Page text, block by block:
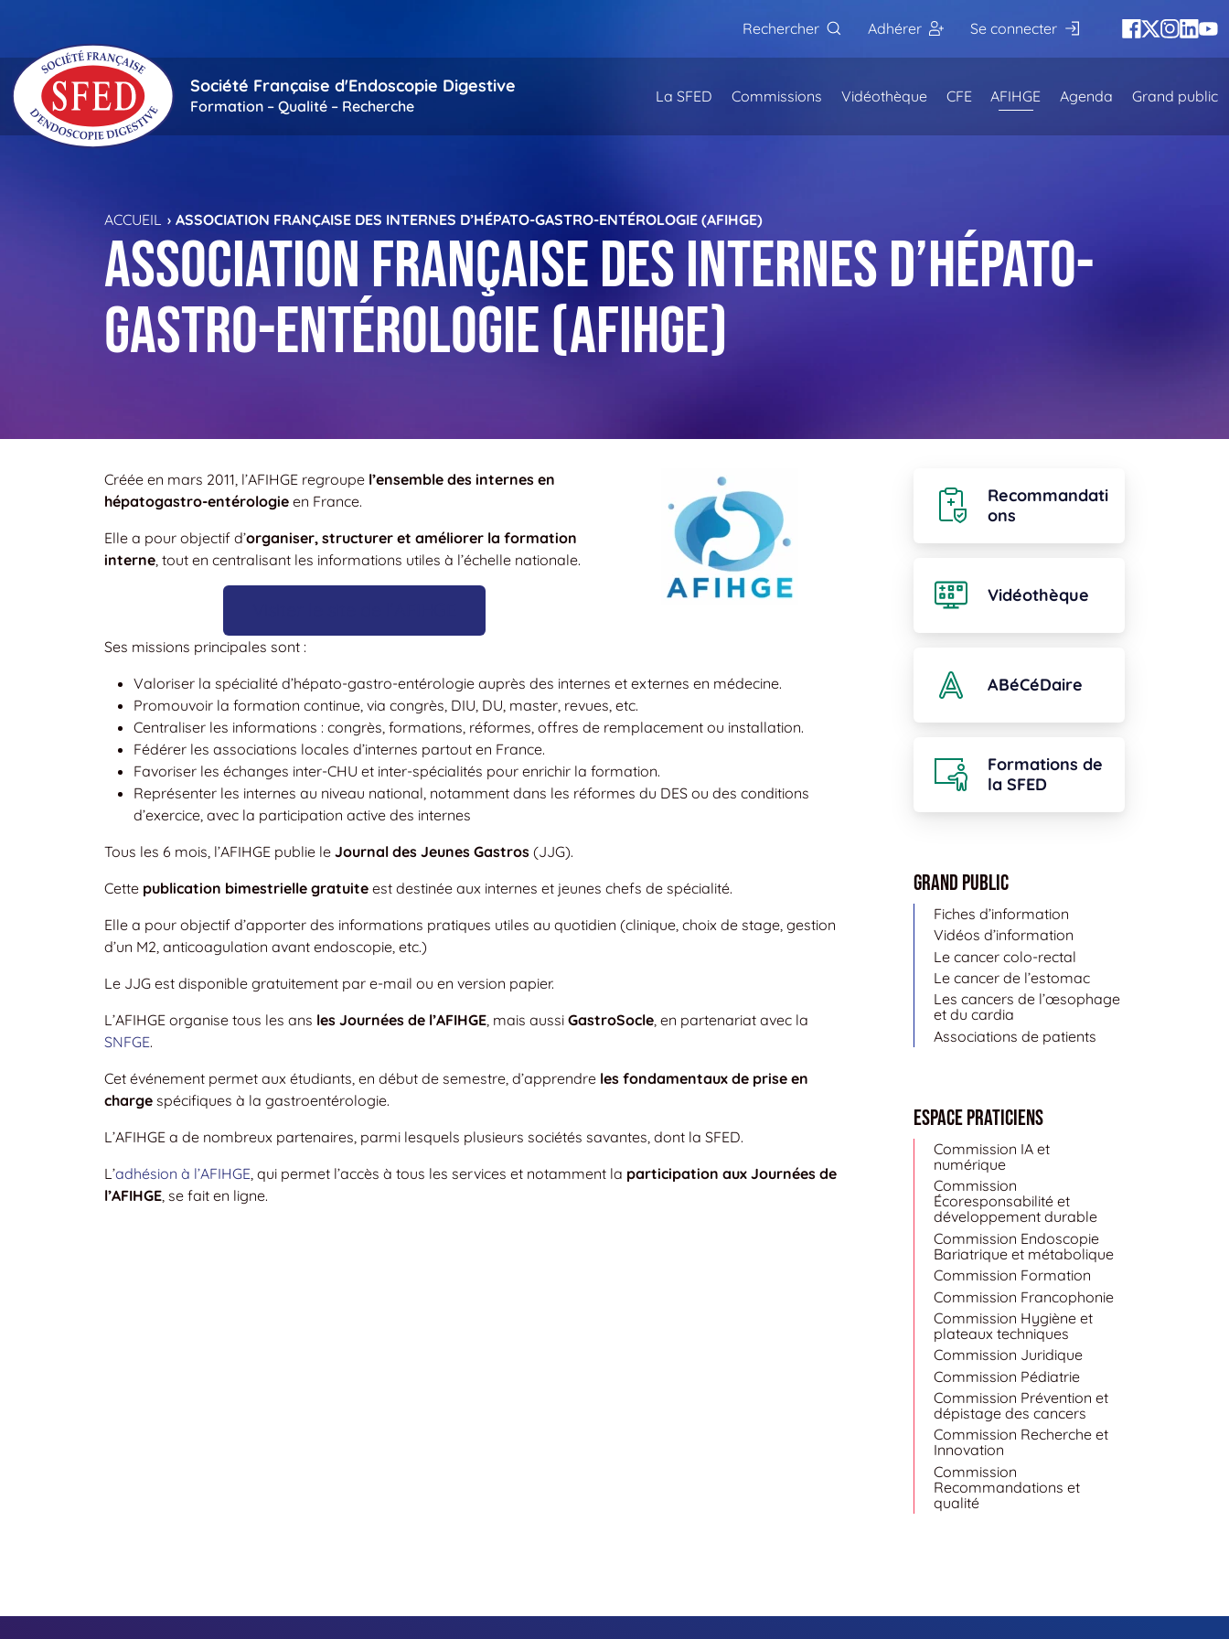
Rechercher
Adhérer Se connecter
Société Française d'Endoscopie Digestive
Formation – Qualité – Recherche
La SFED Commissions Vidéothèque CFE AFIHGE Agenda Grand public
ACCUEIL ASSOCIATION FRANÇAISE DES INTERNES D’HÉPATO-GASTRO-ENTÉROLOGIE (AFIHGE)
Association Française des Internes d’Hépato-
Gastro-Entérologie (AFIHGE)
Créée en mars 2011, l’AFIHGE regroupe l’ensemble des internes en
hépatogastro-entérologie en France.
Elle a pour objectif d’organiser, structurer et améliorer la formation
interne , tout en centralisant les informations utiles à l’échelle nationale.
Ses missions principales sont :
Valoriser la spécialité d’hépato-gastro-entérologie auprès des internes et externes en médecine.
Promouvoir la formation continue, via congrès, DIU, DU, master, revues, etc.
Centraliser les informations : congrès, formations, réformes, offres de remplacement ou installation.
Fédérer les associations locales d’internes partout en France.
Favoriser les échanges inter-CHU et inter-spécialités pour enrichir la formation.
Représenter les internes au niveau national, notamment dans les réformes du DES ou des conditions
d’exercice, avec la participation active des internes
Tous les 6 mois, l’AFIHGE publie le Journal des Jeunes Gastros (JJG).
Cette publication bimestrielle gratuite est destinée aux internes et jeunes chefs de spécialité.
Elle a pour objectif d’apporter des informations pratiques utiles au quotidien (clinique, choix de stage, gestion
d’un M2, anticoagulation avant endoscopie, etc.)
Le JJG est disponible gratuitement par e-mail ou en version papier.
L’AFIHGE organise tous les ans les Journées de l’AFIHGE, mais aussi GastroSocle, en partenariat avec la
SNFGE.
Cet événement permet aux étudiants, en début de semestre, d’apprendre les fondamentaux de prise en
charge spécifiques à la gastroentérologie.
L’AFIHGE a de nombreux partenaires, parmi lesquels plusieurs sociétés savantes, dont la SFED.
L’adhésion à l’AFIHGE, qui permet l’accès à tous les services et notamment la participation aux Journées de
l’AFIHGE, se fait en ligne.
Recommandati
ons
Vidéothèque
ABéCéDaire
Formations de
la SFED
Grand public
Fiches d’information
Vidéos d’information
Le cancer colo-rectal
Le cancer de l’estomac
Les cancers de l’œsophage
et du cardia
Associations de patients
Espace Praticiens
Commission IA et
numérique
Commission
Écoresponsabilité et
développement durable
Commission Endoscopie
Bariatrique et métabolique
Commission Formation
Commission Francophonie
Commission Hygiène et
plateaux techniques
Commission Juridique
Commission Pédiatrie
Commission Prévention et
dépistage des cancers
Commission Recherche et
Innovation
Commission
Recommandations et
qualité